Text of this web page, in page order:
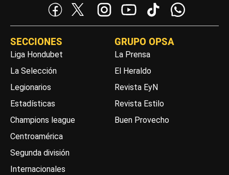
SECCIONES
Liga Hondubet
La Selección
Legionarios
Estadísticas
Champions league
Centroamérica
Segunda división
Internacionales
GRUPO OPSA
La Prensa
El Heraldo
Revista EyN
Revista Estilo
Buen Provecho